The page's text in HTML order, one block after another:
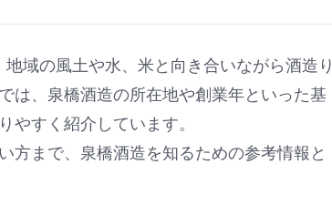
域の風土や水、米と向き合いながら酒造り
は、泉橋酒造の所在地や創業年といった基
すく紹介しています。
方まで、泉橋酒造を知るための参考情報と